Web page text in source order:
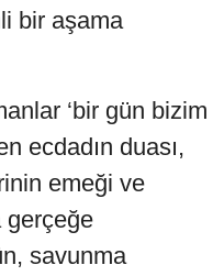
bir aşama
‘bir gün bizim
ecdadın duası,
emeği ve
gerçeğe
savunma